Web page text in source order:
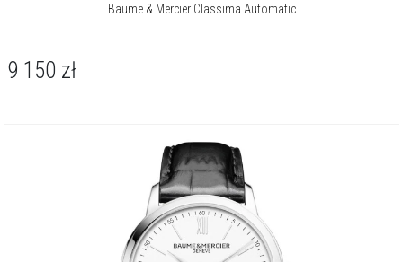
Baume & Mercier Classima Automatic
9 150 zł